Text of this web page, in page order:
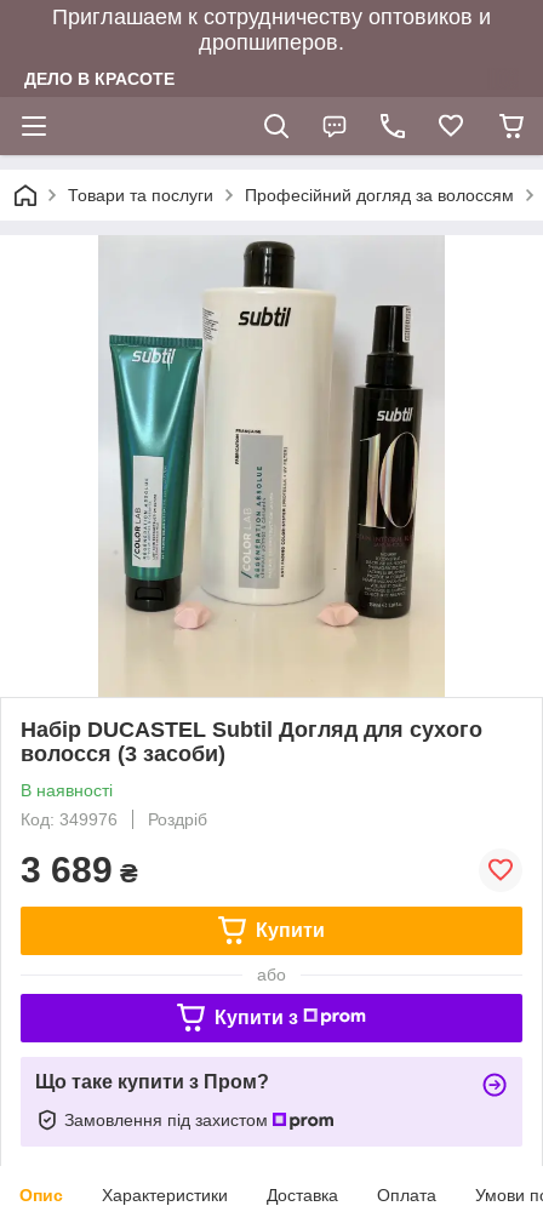
Приглашаем к сотрудничеству оптовиков и
дропшиперов.
ДЕЛО В КРАСОТЕ
Товари та послуги Професійний догляд за волоссям
Набір DUCASTEL Subtil Догляд для сухого
волосся (3 засоби)
В наявності
Код: 349976
Роздріб
3 689 ₴
Купити
або
Купити з
Що таке купити з Пром?
Замовлення під захистом
Опис Характеристики Доставка Оплата Умови